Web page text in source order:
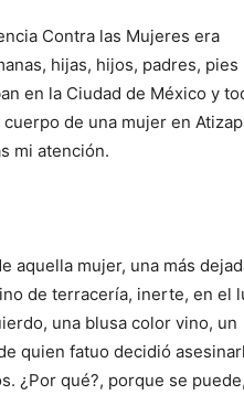
Contra las Mujeres era
hijas, hijos, padres, pies
en la Ciudad de México y
de una mujer en
mi atención.
aquella mujer, una más
de terracería, inerte, en el
una blusa color vino, un
quien fatuo decidió
¿Por qué?, porque se puede,